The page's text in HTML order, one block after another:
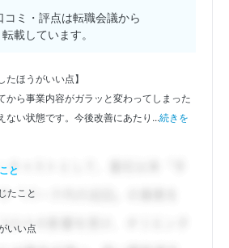
ミ・評点は転職会議から
転載しています。
たほうがいい点】
から事業内容がガラッと変わってしまった
ない状態です。今後改善にあたり...続きを
と
たこと
いい点